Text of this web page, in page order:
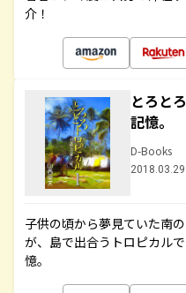
介！
とろと
記憶。
D-Books
子供の頃から夢見ていた南
が、島で出合うトロピカル
憶。